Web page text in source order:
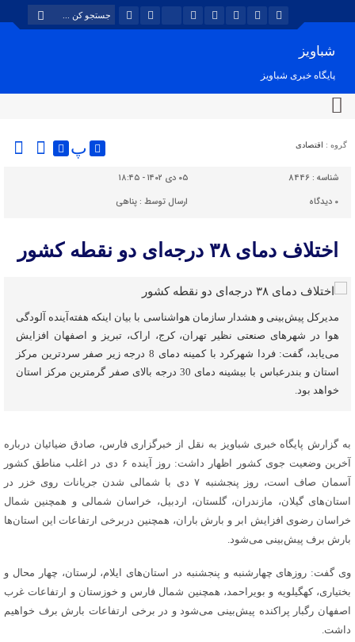
شباویز
پایگاه خبری شباویز
گروه : اقتصادی پ
شناسه : 8446
۰۵ دی ۱۴۰۲ - ۱۸:۴۵
۰ دیدگاه ارسال توسط :پناهی
اختلاف دمای ۳۸ درجه‌ای دو نقطه کشور‌
مدیرکل پیش‌بینی و هشدار سازمان هواشناسی با بیان اینکه هفته‌آینده آلودگی
هوا در شهرهای صنعتی نظیر تهران، کرج، اراک، تبریز و اصفهان افزایش
می‌یابد، گفت: فردا شهرکرد با کمینه دمای 8 درجه زیر صفر سردترین مرکز
استان و بندرعباس با بیشینه دمای 30 درجه بالای صفر گرمترین مرکز استان
خواهد بود.
به گزارش پایگاه خبری شباویز به نقل از خبرگزاری فارس، صادق ضیائیان درباره
آخرین وضعیت جوی کشور اظهار داشت: روز آینده ۶ دی در اغلب مناطق کشور
آسمان صاف است، روز پنجشنبه ۷ دی با شمالی شدن جریانات روی خزر در
استان‌های گیلان، مازندران، گلستان، اردبیل، خراسان شمالی و همچنین شمال
خراسان رضوی افزایش ابر و بارش باران، همچنین دربرخی ارتفاعات این استان‌ها
بارش برف پیش‌بینی می‌شود.
وی گفت: روزهای چهارشنبه و پنجشنبه در استان‌های ایلام، لرستان، چهار محال و
بختیاری، کهگیلویه و بویراحمد، همچنین شمال فارس و خوزستان و ارتفاعات غرب
اصفهان رگبار پراکنده پیش‌بینی می‌شود و در برخی ارتفاعات بارش برف خواهیم
داشت.